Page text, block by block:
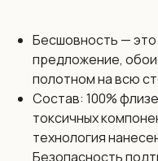
Бесшовность —
предложение,
полотном на всю
Состав: 100%
токсичных
технология
Безопасность
Размеры: